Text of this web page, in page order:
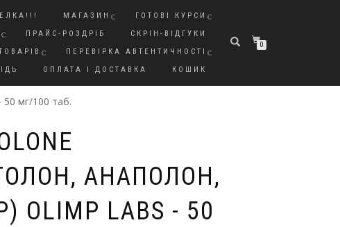
МАГАЗИН
ГОТОВІ КУРСИ
ПРАЙС-РОЗДРІБ
СКРІН-ВІДГУКИ
ПЕРЕВІРКА АВТЕНТИЧНОСТІ
ОПЛАТА І ДОСТАВКА КОШИК
0
мг/100 таб.
АНАПОЛОН,
OLIMP LABS - 50